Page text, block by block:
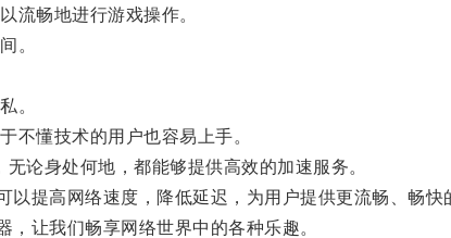
畅地进行游戏操作。
。
。
懂技术的用户也容易上手。
身处何地，都能够提供高效的加速服务。
高网络速度，降低延迟，为用户提供更流畅、畅快
让我们畅享网络世界中的各种乐趣。